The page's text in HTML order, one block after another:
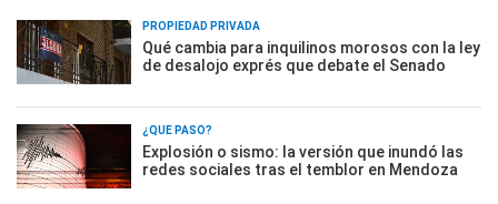
PROPIEDAD PRIVADA
Qué cambia para inquilinos morosos con la ley
de desalojo exprés que debate el Senado
¿QUÉ PASÓ?
Explosión o sismo: la versión que inundó las
redes sociales tras el temblor en Mendoza